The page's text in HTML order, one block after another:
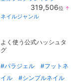
319,506位 ↑
ネイルジャンル
よく使う公式ハッシュタ
グ
#パラジェル
#フットネ
イル
#シンプルネイル